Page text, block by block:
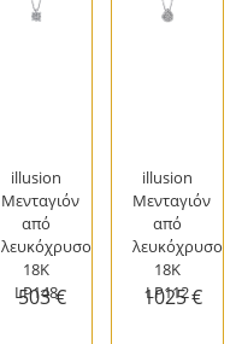
illusion
Μενταγιόν
από
λευκόχρυσο
18K
LP148
503 €
illusion
Μενταγιόν
από
λευκόχρυσο
18Κ
LP112
1025 €